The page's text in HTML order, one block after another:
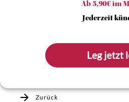
Ab 5,90€ im
Jederzeit
Leg jetzt
Zurück